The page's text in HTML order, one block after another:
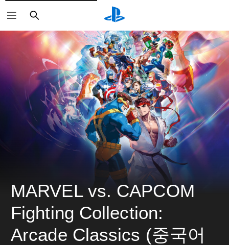
검
색
MARVEL vs. CAPCOM
Fighting Collection:
Arcade Classics (중국어